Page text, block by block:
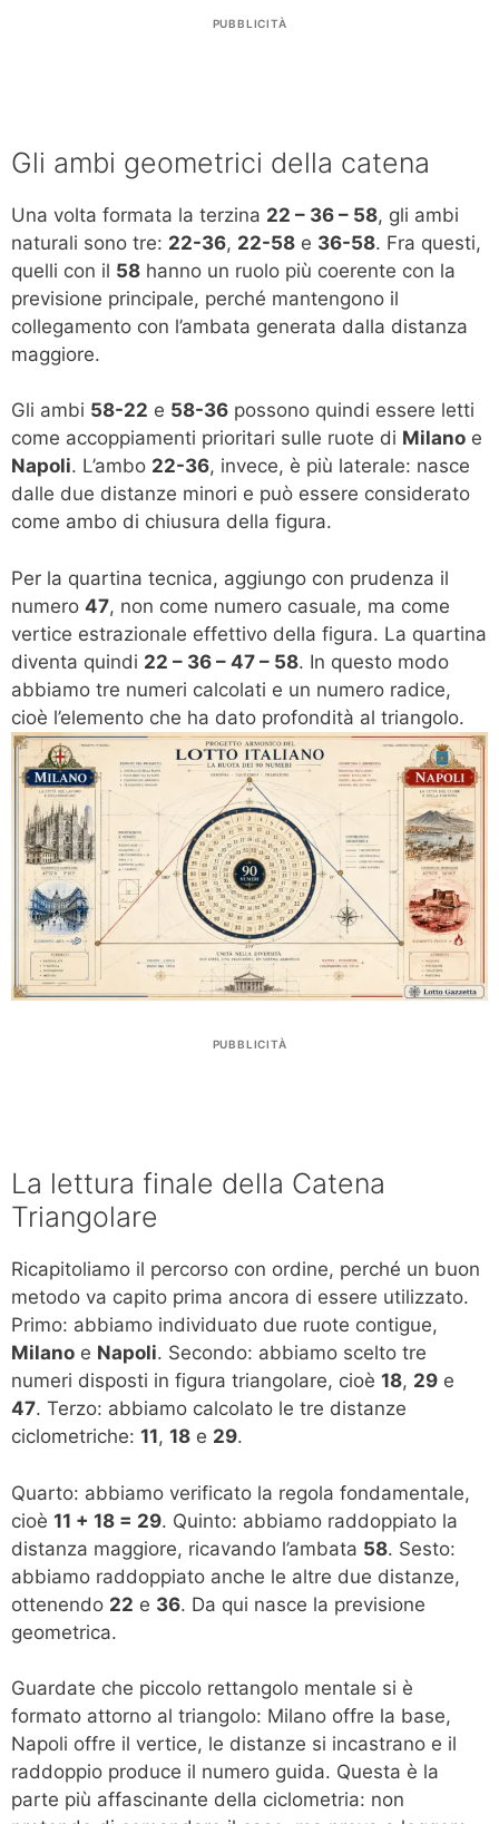
PUBBLICITÀ
Gli ambi geometrici della catena
Una volta formata la terzina 22 – 36 – 58, gli ambi
naturali sono tre: 22-36, 22-58 e 36-58. Fra questi,
quelli con il 58 hanno un ruolo più coerente con la
previsione principale, perché mantengono il
collegamento con l’ambata generata dalla distanza
maggiore.
Gli ambi 58-22 e 58-36 possono quindi essere letti
come accoppiamenti prioritari sulle ruote di Milano e
Napoli. L’ambo 22-36, invece, è più laterale: nasce
dalle due distanze minori e può essere considerato
come ambo di chiusura della figura.
Per la quartina tecnica, aggiungo con prudenza il
numero 47, non come numero casuale, ma come
vertice estrazionale effettivo della figura. La quartina
diventa quindi 22 – 36 – 47 – 58. In questo modo
abbiamo tre numeri calcolati e un numero radice,
cioè l’elemento che ha dato profondità al triangolo.
PUBBLICITÀ
La lettura finale della Catena
Triangolare
Ricapitoliamo il percorso con ordine, perché un buon
metodo va capito prima ancora di essere utilizzato.
Primo: abbiamo individuato due ruote contigue,
Milano e Napoli. Secondo: abbiamo scelto tre
numeri disposti in figura triangolare, cioè 18, 29 e
47. Terzo: abbiamo calcolato le tre distanze
ciclometriche: 11, 18 e 29.
Quarto: abbiamo verificato la regola fondamentale,
cioè 11 + 18 = 29. Quinto: abbiamo raddoppiato la
distanza maggiore, ricavando l’ambata 58. Sesto:
abbiamo raddoppiato anche le altre due distanze,
ottenendo 22 e 36. Da qui nasce la previsione
geometrica.
Guardate che piccolo rettangolo mentale si è
formato attorno al triangolo: Milano offre la base,
Napoli offre il vertice, le distanze si incastrano e il
raddoppio produce il numero guida. Questa è la
parte più affascinante della ciclometria: non